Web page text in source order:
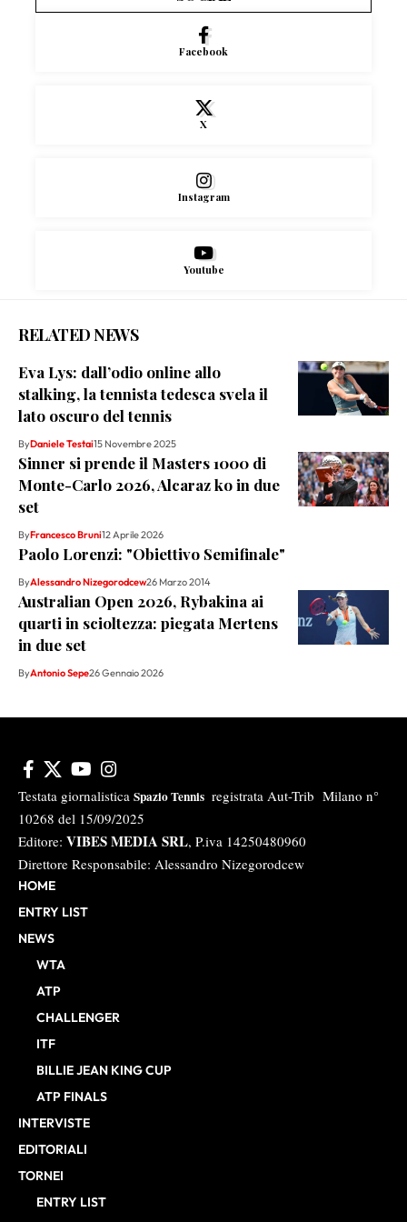
Facebook
X
Instagram
Youtube
RELATED NEWS
Eva Lys: dall’odio online allo
stalking, la tennista tedesca svela il
lato oscuro del tennis
ByDaniele Testai15 Novembre 2025
Sinner si prende il Masters 1000 di
Monte-Carlo 2026, Alcaraz ko in due
set
ByFrancesco Bruni12 Aprile 2026
Paolo Lorenzi: "Obiettivo Semifinale"
ByAlessandro Nizegorodcew26 Marzo 2014
Australian Open 2026, Rybakina ai
quarti in scioltezza: piegata Mertens
in due set
ByAntonio Sepe26 Gennaio 2026
Testata giornalistica Spazio Tennis registrata Aut-Trib Milano n°
10268 del 15/09/2025
Editore: VIBES MEDIA SRL, P.iva 14250480960
Direttore Responsabile: Alessandro Nizegorodcew
HOME
ENTRY LIST
NEWS
WTA
ATP
CHALLENGER
ITF
BILLIE JEAN KING CUP
ATP FINALS
INTERVISTE
EDITORIALI
TORNEI
ENTRY LIST